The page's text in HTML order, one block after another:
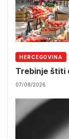
HERCEGOVINA
Trebinje štiti
07/08/2026